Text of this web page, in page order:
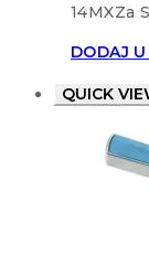
14MXZa
DODAJ
QUICK